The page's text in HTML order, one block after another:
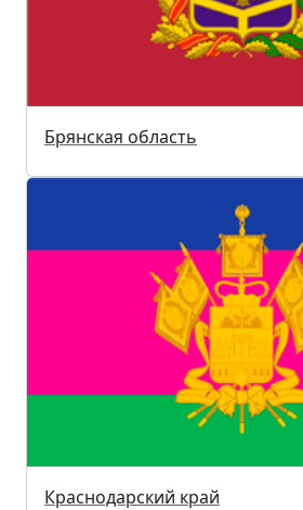
Брянская область
Краснодарский край